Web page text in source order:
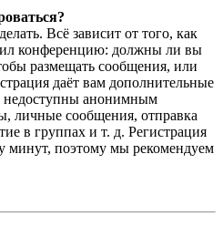
Всё зависит от того, как
конференцию: должны ли вы
размещать сообщения, или
даёт вам дополнительные
недоступны анонимным
личные сообщения, отправка
в группах и т. д. Регистрация
минут, поэтому мы рекомендуем